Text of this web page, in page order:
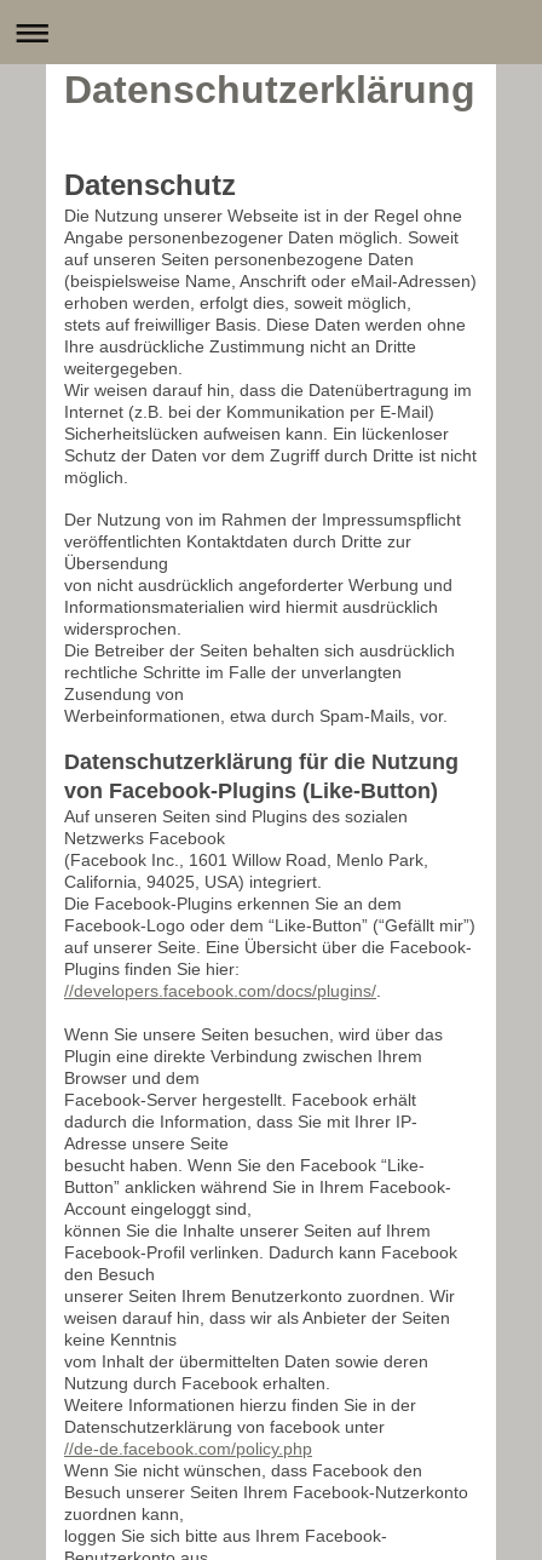
Datenschutzerklärung
Datenschutz
Die Nutzung unserer Webseite ist in der Regel ohne
Angabe personenbezogener Daten möglich. Soweit
auf unseren Seiten personenbezogene Daten
(beispielsweise Name, Anschrift oder eMail-Adressen)
erhoben werden, erfolgt dies, soweit möglich,
stets auf freiwilliger Basis. Diese Daten werden ohne
Ihre ausdrückliche Zustimmung nicht an Dritte
weitergegeben.
Wir weisen darauf hin, dass die Datenübertragung im
Internet (z.B. bei der Kommunikation per E-Mail)
Sicherheitslücken aufweisen kann. Ein lückenloser
Schutz der Daten vor dem Zugriff durch Dritte ist nicht
möglich.
Der Nutzung von im Rahmen der Impressumspflicht
veröffentlichten Kontaktdaten durch Dritte zur
Übersendung
von nicht ausdrücklich angeforderter Werbung und
Informationsmaterialien wird hiermit ausdrücklich
widersprochen.
Die Betreiber der Seiten behalten sich ausdrücklich
rechtliche Schritte im Falle der unverlangten
Zusendung von
Werbeinformationen, etwa durch Spam-Mails, vor.
Datenschutzerklärung für die Nutzung
von Facebook-Plugins (Like-Button)
Auf unseren Seiten sind Plugins des sozialen
Netzwerks Facebook
(Facebook Inc., 1601 Willow Road, Menlo Park,
California, 94025, USA) integriert.
Die Facebook-Plugins erkennen Sie an dem
Facebook-Logo oder dem “Like-Button” (“Gefällt mir”)
auf unserer Seite. Eine Übersicht über die Facebook-
Plugins finden Sie hier:
//developers.facebook.com/docs/plugins/
Wenn Sie unsere Seiten besuchen, wird über das
Plugin eine direkte Verbindung zwischen Ihrem
Browser und dem
Facebook-Server hergestellt. Facebook erhält
dadurch die Information, dass Sie mit Ihrer IP-
Adresse unsere Seite
besucht haben. Wenn Sie den Facebook “Like-
Button” anklicken während Sie in Ihrem Facebook-
Account eingeloggt sind,
können Sie die Inhalte unserer Seiten auf Ihrem
Facebook-Profil verlinken. Dadurch kann Facebook
den Besuch
unserer Seiten Ihrem Benutzerkonto zuordnen. Wir
weisen darauf hin, dass wir als Anbieter der Seiten
keine Kenntnis
vom Inhalt der übermittelten Daten sowie deren
Nutzung durch Facebook erhalten.
Weitere Informationen hierzu finden Sie in der
Datenschutzerklärung von facebook unter
//de-de.facebook.com/policy.php
Wenn Sie nicht wünschen, dass Facebook den
Besuch unserer Seiten Ihrem Facebook-Nutzerkonto
zuordnen kann,
loggen Sie sich bitte aus Ihrem Facebook-